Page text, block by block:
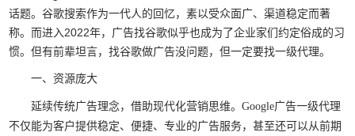
话题。谷歌搜索作为一代人的回忆，素以受众面广、渠道稳定而著
称。而进入2022年，广告找谷歌似乎也成为了企业家们约定俗成的习
惯。但有前辈坦言，找谷歌做广告没问题，但一定要找一级代理。
一、资源庞大
延续传统广告理念，借助现代化营销思维。Google广告一级代理
不仅能为客户提供稳定、便捷、专业的广告服务，甚至还可以从前期